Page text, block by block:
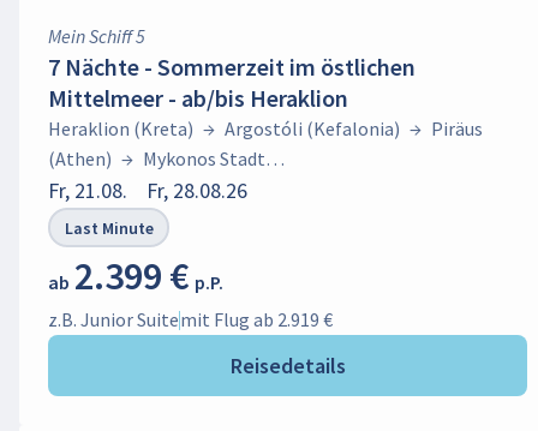
Mein Schiff 5
7 Nächte - Sommerzeit im östlichen
Mittelmeer - ab/bis Heraklion
Heraklion (Kreta) → Argostóli (Kefalonia) → Piräus
(Athen) → Mykonos Stadt
(Mykonos)
→ Bodrum →
Fr, 21.08. Fr, 28.08.26
Last Minute
ab 2.399 € p.P.
z.B. Junior Suitemit Flug ab 2.919 €
Reisedetails